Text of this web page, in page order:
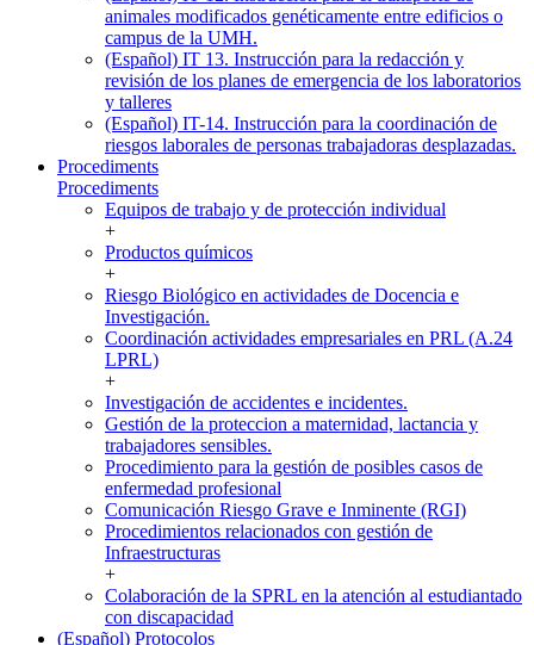
animales modificados genéticamente entre edificios o
campus de la UMH.
(Español) IT 13. Instrucción para la redacción y
revisión de los planes de emergencia de los laboratorios
y talleres
(Español) IT-14. Instrucción para la coordinación de
riesgos laborales de personas trabajadoras desplazadas.
Procediments
Procediments
Equipos de trabajo y de protección individual
+
Productos químicos
+
Riesgo Biológico en actividades de Docencia e
Investigación.
Coordinación actividades empresariales en PRL (A.24
LPRL)
+
Investigación de accidentes e incidentes.
Gestión de la proteccion a maternidad, lactancia y
trabajadores sensibles.
Procedimiento para la gestión de posibles casos de
enfermedad profesional
Comunicación Riesgo Grave e Inminente (RGI)
Procedimientos relacionados con gestión de
Infraestructuras
+
Colaboración de la SPRL en la atención al estudiantado
con discapacidad
(Español) Protocolos